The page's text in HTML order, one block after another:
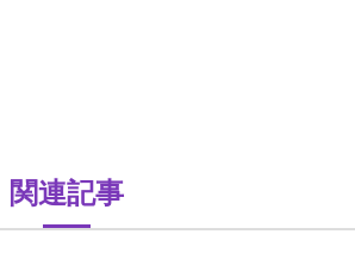
関連記事